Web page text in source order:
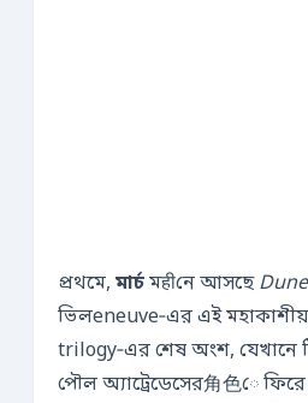
প্রথমে, মার্চমहीনে আসছে
ভিলeneuve‑এর এই মহাকাশীয়
trilogy‑এর শেষ অংশ, যেখানে
পৌল অ্যাট্রেডেসের角色ে